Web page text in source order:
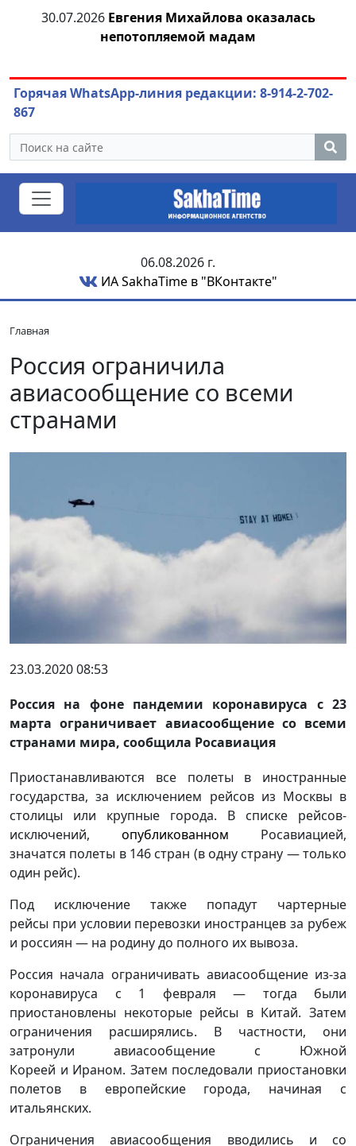
30.07.2026 Евгения Михайлова оказалась
непотопляемой мадам
Горячая WhatsApp-линия редакции: 8-914-2-702-
867
06.08.2026 г.
ИА SakhaTime в "ВКонтакте"
Главная
Россия ограничила
авиасообщение со всеми
странами
23.03.2020 08:53
Россия на фоне пандемии коронавируса с 23
марта ограничивает авиасообщение со всеми
странами мира, сообщила Росавиация
Приостанавливаются все полеты в иностранные
государства, за исключением рейсов из Москвы в
столицы или крупные города. В списке рейсов-
исключений, опубликованном Росавиацией,
значатся полеты в 146 стран (в одну страну — только
один рейс).
Под исключение также попадут чартерные
рейсы при условии перевозки иностранцев за рубеж
и россиян — на родину до полного их вывоза.
Россия начала ограничивать авиасообщение из-за
коронавируса с 1 февраля — тогда были
приостановлены некоторые рейсы в Китай. Затем
ограничения расширялись. В частности, они
затронули авиасообщение с Южной
Кореей и Ираном. Затем последовали приостановки
полетов в европейские города, начиная с
итальянских.
Ограничения авиасообщения вводились и со